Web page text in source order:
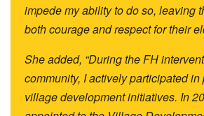
impede my ability to do so, leaving
both courage and respect for their
She added, “During the FH
community, I actively participated in
village development initiatives. In